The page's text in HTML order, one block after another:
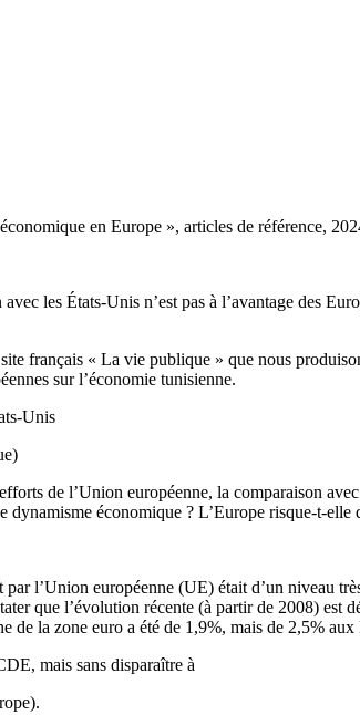
en Europe », articles de référence,
les États-Unis n’est pas à l’avantage des
français « La vie publique » que nous
sur l’économie tunisienne.
Unis
de l’Union européenne, la comparaison
économique ? L’Europe risque-t-elle
l’Union européenne (UE) était d’un niveau
que l’évolution récente (à partir de 2008)
de la zone euro a été de 1,9%, mais de 2,5%
mais sans disparaître à